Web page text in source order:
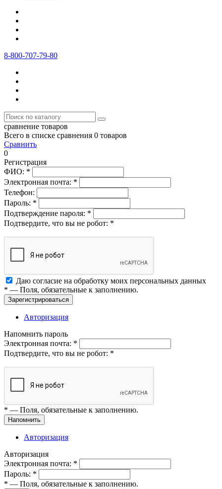
8-800-707-79-80
сравнение товаров
Всего в списке сравнения 0 товаров
Сравнить
0
Регистрация
ФИО: *
Электронная почта: *
Телефон:
Пароль: *
Подтверждение пароля: *
Подтвердите, что вы не робот: *
Даю согласие на обработку моих персональных данных
* — Поля, обязательные к заполнению.
Зарегистрироваться
Авторизация
Напомнить пароль
Электронная почта: *
Подтвердите, что вы не робот: *
* — Поля, обязательные к заполнению.
Напомнить
Авторизация
Авторизация
Электронная почта: *
Пароль: *
* — Поля, обязательные к заполнению.